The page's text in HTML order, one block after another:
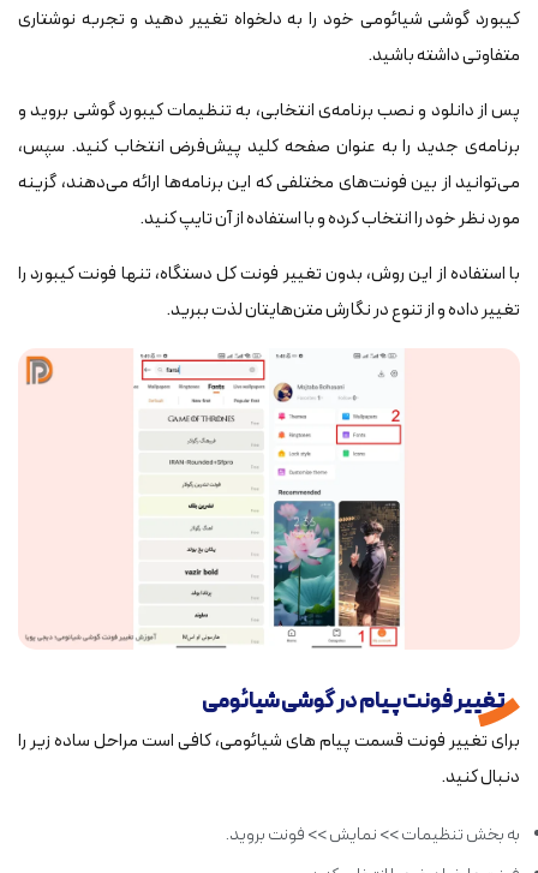
کیبورد گوشی شیائومی خود را به دلخواه تغییر دهید و تجربه نوشتاری
متفاوتی داشته باشید.
پس از دانلود و نصب برنامه‌ی انتخابی، به تنظیمات کیبورد گوشی بروید و
برنامه‌ی جدید را به عنوان صفحه کلید پیش‌فرض انتخاب کنید. سپس،
می‌توانید از بین فونت‌های مختلفی که این برنامه‌ها ارائه می‌دهند، گزینه
مورد نظر خود را انتخاب کرده و با استفاده از آن تایپ کنید.
با استفاده از این روش، بدون تغییر فونت کل دستگاه، تنها فونت کیبورد را
تغییر داده و از تنوع در نگارش متن‌هایتان لذت ببرید.
تغییر فونت پیام در گوشی شیائومی
برای تغییر فونت قسمت پیام های شیائومی، کافی است مراحل ساده زیر را
دنبال کنید.
به بخش تنظیمات >> نمایش >> فونت بروید.